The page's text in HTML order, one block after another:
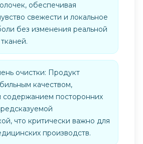
обеспечивая
свежести и локальное
без изменения реальной
очистки: Продукт
качеством,
содержанием посторонних
что критически важно для
производств.